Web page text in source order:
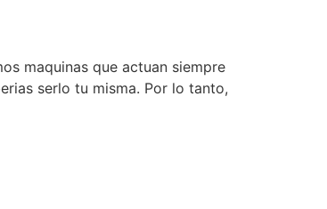
maquinas que actuan siempre
serlo tu misma. Por lo tanto,